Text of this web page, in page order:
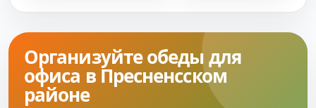
Организуйте обеды для
офиса в Пресненсском
районе